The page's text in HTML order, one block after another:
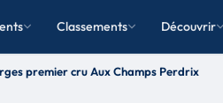
Classements Découvrir
premier cru Aux Champs Perdrix